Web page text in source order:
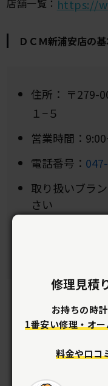
https://
ＤＣＭ新浦安店の
住所： 〒279-
１−５
営業時間：
電話番号：
取り扱いブラ
さい
保証期間：お
修理見積
お持ちの時
1番安い修理・オ
料金や口コ